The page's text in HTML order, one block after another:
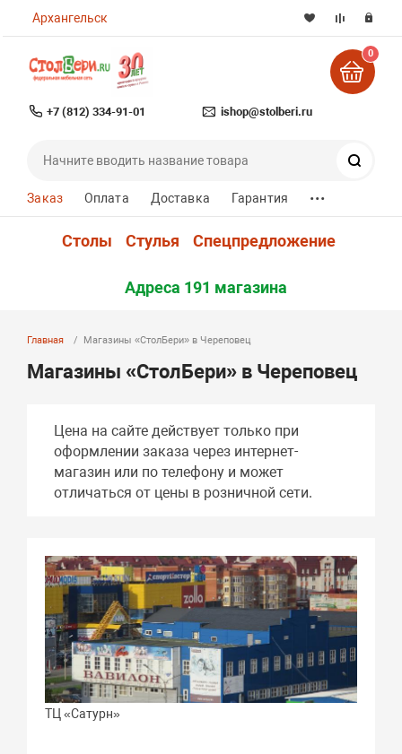
Архангельск
+7 (812) 334-91-01 ishop@stolberi.ru
0
Заказ Оплата Доставка Гарантия ...
Столы Стулья Спецпредложение
Адреса 191 магазина
Главная Магазины «СтолБери» в Череповец
Магазины «СтолБери» в Череповец
Цена на сайте действует только при
оформлении заказа через интернет-
магазин или по телефону и может
отличаться от цены в розничной сети.
ТЦ «Сатурн»